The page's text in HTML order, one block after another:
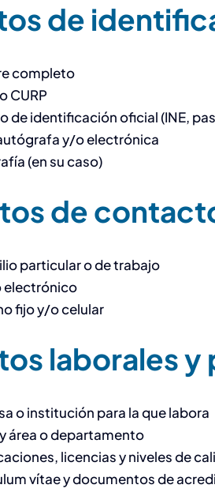
de
completo
CURP
de identificación oficial (INE,
y/o electrónica
(en su caso)
de
particular o de trabajo
electrónico
fijo y/o celular
laborales
o institución para la que labora
área o departamento
licencias y niveles de
vítae y documentos de